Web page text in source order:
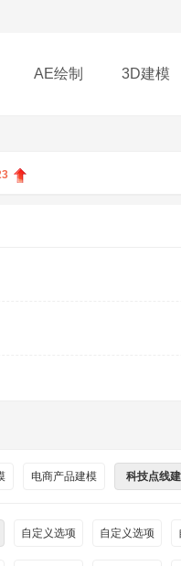
AE绘制 3D建模
电商产品建模 科技点线
自定义选项 自定义选项